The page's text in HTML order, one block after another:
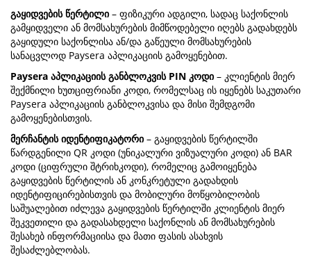
გაყიდვების წერტილი – ფიზიკური ადგილი, სადაც საქონლის
გამყიდველი ან მომსახურების მიმწოდებელი იღებს გადახდებს
გაყიდული საქონლისა ან/და გაწეული მომსახურების
სანაცვლოდ Paysera აპლიკაციის გამოყენებით.
Paysera აპლიკაციის განბლოკვის PIN კოდი – კლიენტის მიერ
შექმნილი ხუთციფრიანი კოდი, რომელსაც ის იყენებს საკუთარი
Paysera აპლიკაციის განბლოკვისა და მისი შემდგომი
გამოყენებისთვის.
მერჩანტის იდენტიფიკატორი – გაყიდვების წერტილში
წარდგენილი QR კოდი (უნიკალური ვიზუალური კოდი) ან BAR
კოდი (ციფრული შტრიხკოდი), რომელიც გამოიყენება
გაყიდვების წერტილის ან კონკრეტული გადახდის
იდენტიფიცირებისთვის და მობილური მოწყობილობის
საშუალებით იძლევა გაყიდვების წერტილში კლიენტის მიერ
შეკვეთილი და გადასახდელი საქონლის ან მომსახურების
შესახებ ინფორმაციისა და მათი ფასის ასახვის
შესაძლებლობას.